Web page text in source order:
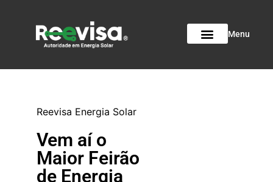
Menu
Reevisa Energia Solar
Vem aí o
Maior Feirão
de Energia